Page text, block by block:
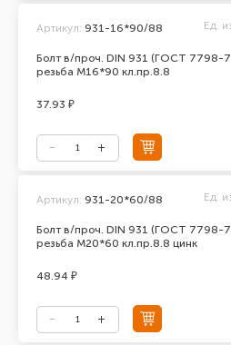
Болт в/проч. DIN 931 (ГОСТ 7798-
резьба М16*90 кл.пр.8.8
Артикул: 931-16*90/88 Ед.
37.93 ₽
Болт в/проч. DIN 931 (ГОСТ 7798-
резьба М20*60 кл.пр.8.8 цинк
Артикул: 931-20*60/88 Ед.
48.94 ₽